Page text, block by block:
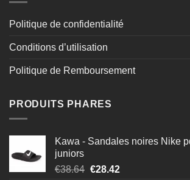
Politique de confidentialité
Conditions d’utilisation
Politique de Remboursement
PRODUITS PHARES
Kawa - Sandales noires Nike
juniors
€38.64 Le
€28.42Le